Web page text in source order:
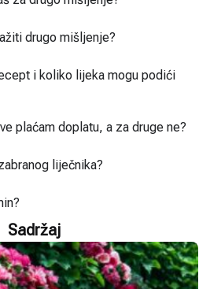
drugo mišljenje?
i koliko lijeka mogu podići
plaćam doplatu, a za druge ne?
liječnika?
Sadržaj